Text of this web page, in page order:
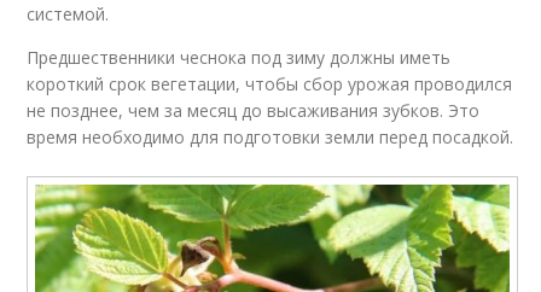
системой.
Предшественники чеснока под зиму должны иметь
короткий срок вегетации, чтобы сбор урожая проводился
не позднее, чем за месяц до высаживания зубков. Это
время необходимо для подготовки земли перед посадкой.